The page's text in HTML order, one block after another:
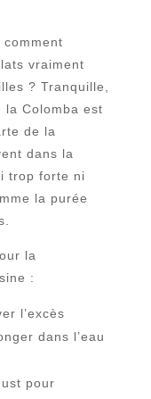
vraiment
? Tranquille,
la Colomba est
de la
dans la
trop forte ni
la purée
la
:
l’excès
dans l’eau
pour